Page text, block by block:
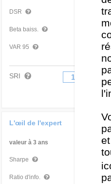
DSR 8,14 %
Beta baiss.
VAR 95 -2,42 %
SRI 1
L'œil de l'expert
valeur à 3 ans
Sharpe
Ratio d'info. -1,11